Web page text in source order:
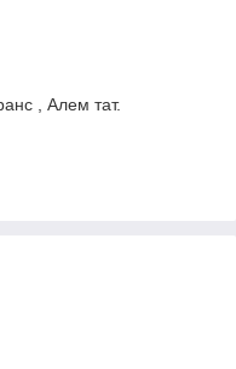
, Алем тат.